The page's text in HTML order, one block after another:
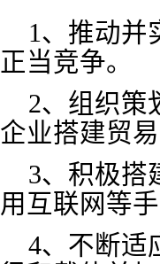
1、 推动并
正当竞争。
2、 组织策
企业搭建贸
3、 积极搭
用互联网等
4、 不断适